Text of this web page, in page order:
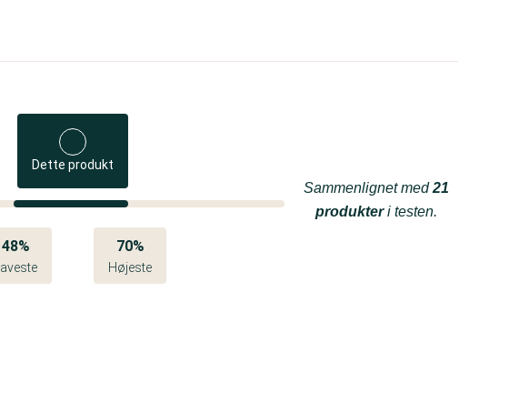
Dette produkt
48%
Laveste
70%
Højeste
Sammenlignet med21
produkteri testen.